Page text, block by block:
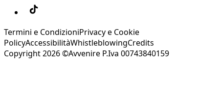
Termini e CondizioniPrivacy e Cookie
PolicyAccessibilitàWhistleblowingCredits
Copyright 2026 ©Avvenire P.Iva 00743840159